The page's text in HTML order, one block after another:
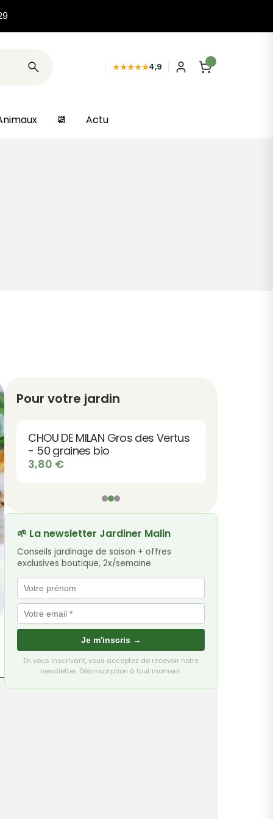
★★★★★4,9
📆 Actu
Pour votre jardin
CHOU DE MILAN Gros des Vertus
- 50 graines bio
3,80 €
🌱 La newsletter Jardiner Malin
Conseils jardinage de saison + offres
exclusives boutique, 2x/semaine.
Je m'inscris →
En vous inscrivant, vous acceptez de recevoir notre
newsletter. Désinscription à tout moment.